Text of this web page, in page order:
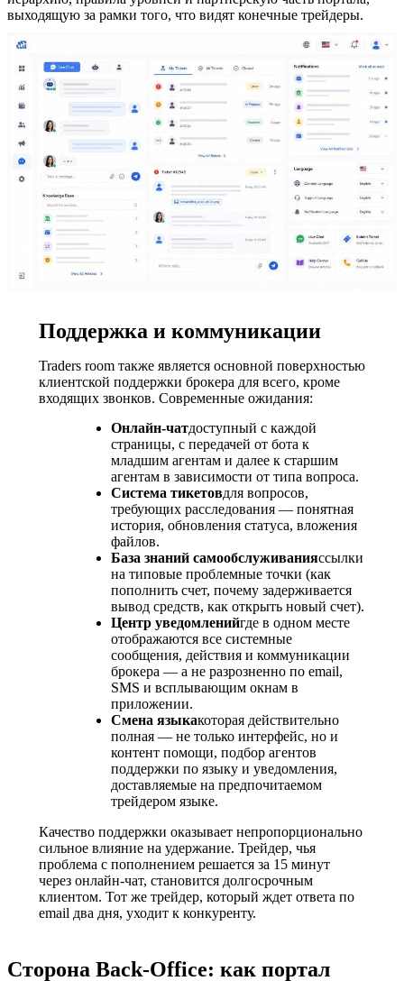
выходящую за рамки того, что видят конечные трейдеры.
Поддержка и коммуникации
Traders room также является основной поверхностью
клиентской поддержки брокера для всего, кроме
входящих звонков. Современные ожидания:
Онлайн-чатдоступный с каждой
страницы, с передачей от бота к
младшим агентам и далее к старшим
агентам в зависимости от типа вопроса.
Система тикетовдля вопросов,
требующих расследования — понятная
история, обновления статуса, вложения
файлов.
База знаний самообслуживанияссылки
на типовые проблемные точки (как
пополнить счет, почему задерживается
вывод средств, как открыть новый счет).
Центр уведомленийгде в одном месте
отображаются все системные
сообщения, действия и коммуникации
брокера — а не разрозненно по email,
SMS и всплывающим окнам в
приложении.
Смена языкакоторая действительно
полная — не только интерфейс, но и
контент помощи, подбор агентов
поддержки по языку и уведомления,
доставляемые на предпочитаемом
трейдером языке.
Качество поддержки оказывает непропорционально
сильное влияние на удержание. Трейдер, чья
проблема с пополнением решается за 15 минут
через онлайн-чат, становится долгосрочным
клиентом. Тот же трейдер, который ждет ответа по
email два дня, уходит к конкуренту.
Сторона Back-Office: как портал